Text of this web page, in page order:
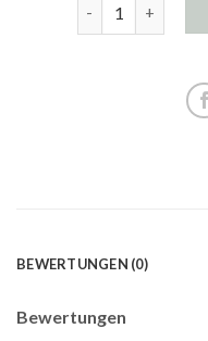
BEWERTUNGEN (0)
Bewertungen